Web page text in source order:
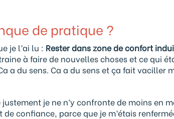
de pratique ?
je l’ai lu : Rester dans zone de confort
à faire de nouvelles choses et ce qui
a du sens. Ca a du sens et ça fait vaciller
je ne n’y confronte de moins en
confiance, parce que je m’étais